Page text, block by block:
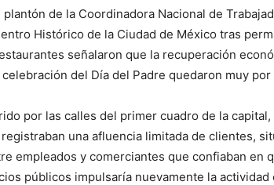
de la Coordinadora Nacional de
Histórico de la Ciudad de México tras
señalaron que la recuperación
del Día del Padre quedaron muy
por las calles del primer cuadro de la
una afluencia limitada de clientes,
empleados y comerciantes que confiaban en
públicos impulsaría nuevamente la actividad